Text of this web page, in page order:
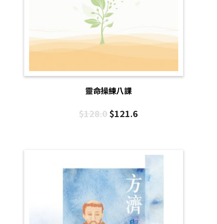
靈命操練八課
$128.0$121.6